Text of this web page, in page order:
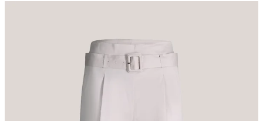
Baumwollstretch-Culotte mit Bundfalte in Beige
Größe auswählen